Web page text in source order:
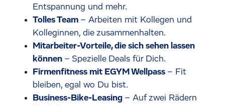
Entspannung und mehr.
Tolles Team – Arbeiten mit Kollegen und
Kolleginnen, die zusammenhalten.
Mitarbeiter-Vorteile, die sich sehen lassen
können – Spezielle Deals für Dich.
Firmenfitness mit EGYM Wellpass – Fit
bleiben, egal wo Du bist.
Business-Bike-Leasing – Auf zwei Rädern